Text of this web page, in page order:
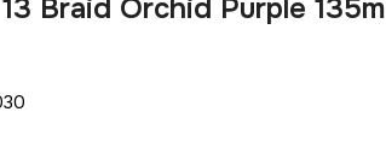
Braid Orchid Purple 135m